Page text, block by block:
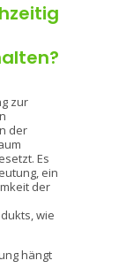
zur
der
Es
ein
der
wie
hängt